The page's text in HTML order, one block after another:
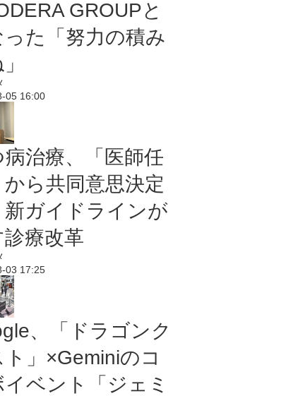
GROUPと
た「努力の積み
05 16:00
病治療、「医師任
ら共同意思決定
ガイドラインが
診療改革
03 17:25
、「ドラゴンク
ト」×Geminiのコ
イベント「ジェミ